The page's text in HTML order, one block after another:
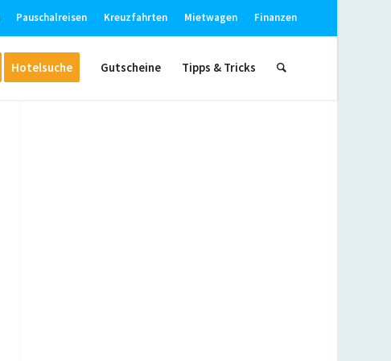
Pauschalreisen Kreuzfahrten Mietwagen Finanzen
Hotelsuche Gutscheine Tipps & Tricks